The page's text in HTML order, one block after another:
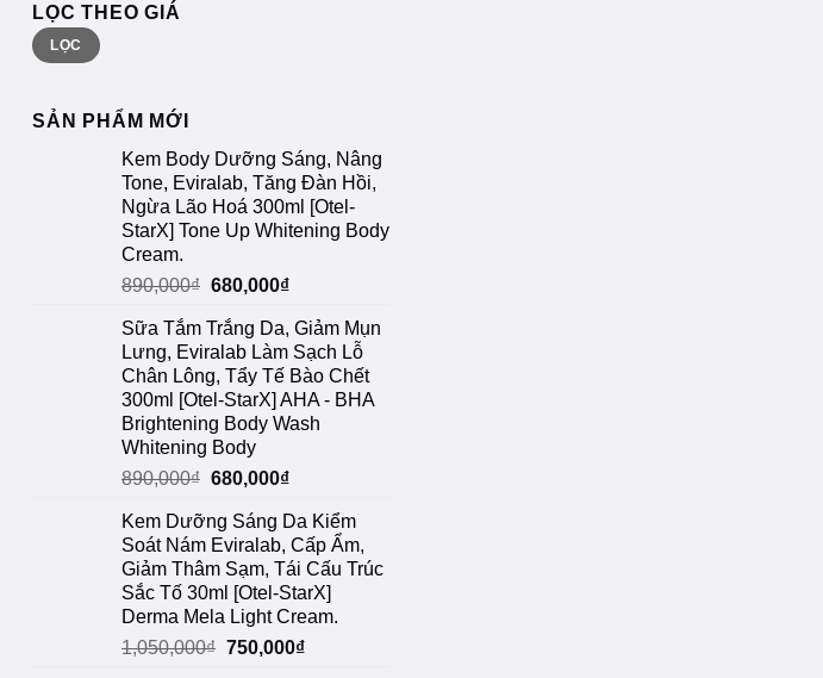
LỌC THEO GIÁ
Giá
thấp
nhất
Giá
cao
nhất
LỌC
SẢN PHẨM MỚI
Kem Body Dưỡng Sáng, Nâng
Tone, Eviralab, Tăng Đàn Hồi,
Ngừa Lão Hoá 300ml [Otel-
StarX] Tone Up Whitening Body
Cream.
890,000₫ Giá
là:
890,000₫.
680,000₫Giá
tại
là:
680,000₫.
Sữa Tắm Trắng Da, Giảm Mụn
Lưng, Eviralab Làm Sạch Lỗ
Chân Lông, Tẩy Tế Bào Chết
300ml [Otel-StarX] AHA - BHA
Brightening Body Wash
Whitening Body
890,000₫ Giá
là:
890,000₫.
680,000₫Giá
tại
là:
680,000₫.
Kem Dưỡng Sáng Da Kiểm
Soát Nám Eviralab, Cấp Ẩm,
Giảm Thâm Sạm, Tái Cấu Trúc
Sắc Tố 30ml [Otel-StarX]
Derma Mela Light Cream.
1,050,000₫ Giá
750,000₫Giá